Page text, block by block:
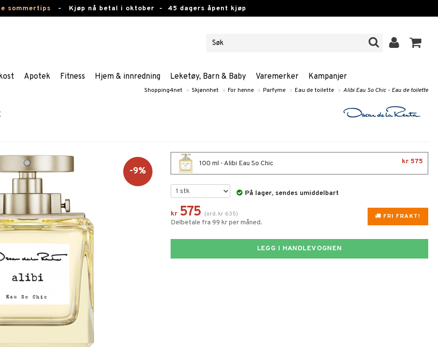
sommertips - Kjøp nå betal i oktober - 45 dagers åpent kjøp
Apotek Fitness Hjem & innredning Leketøy, Barn & Baby Varemerker Kampanjer
Shopping4net » Skjønnhet » For henne » Parfyme » Eau de toilette » Alibi Eau So Chic - Eau de toilette
-9%
100 ml - Alibi Eau So Chic kr 575
På lager, sendes umiddelbart
FRI FRAKT!
kr 575 (ord. kr 635)
Delbetale fra 99 kr per måned.
LEGG I HANDLEVOGNEN